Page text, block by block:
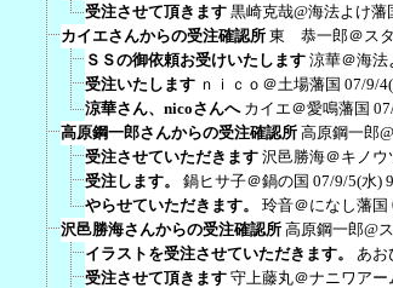
受注させて頂きます 黒崎克哉@海法よけ藩
カイエさんからの受注確認所 東 恭一郎＠ス
ＳＳの御依頼お受けいたします 涼華＠海法
受注いたします ｎｉｃｏ＠土場藩国 07/9/
涼華さん、nicoさんへ カイエ＠愛鳴藩国
高原鋼一郎さんからの受注確認所 高原鋼一郎
受注させていただきます 沢邑勝海＠キノウ
受注します。
鍋ヒサ子＠鍋の国 07/9/5(水)
やらせていただきます。
玲音＠になし藩国
沢邑勝海さんからの受注確認所 高原鋼一郎@
イラストを受注させていただきます。
あお
受注させて頂きます 守上藤丸＠ナニワアー